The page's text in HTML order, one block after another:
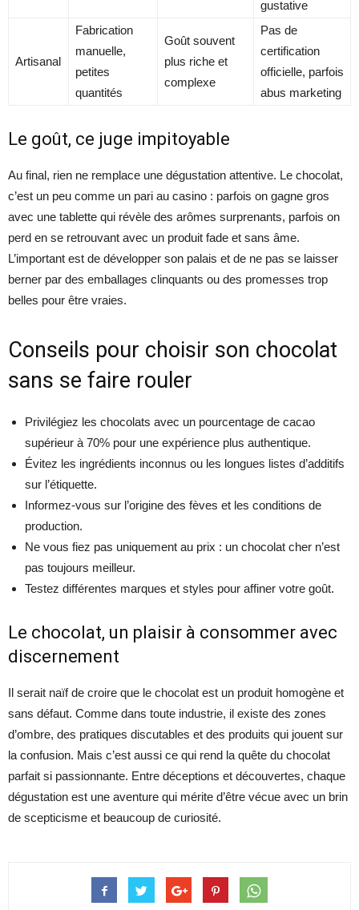
gustative
Artisanal
Fabrication
manuelle,
petites
quantités
Goût souvent
plus riche et
complexe
Pas de
certification
officielle, parfois
abus marketing
Le goût, ce juge impitoyable
Au final, rien ne remplace une dégustation attentive. Le chocolat,
c’est un peu comme un pari au casino : parfois on gagne gros
avec une tablette qui révèle des arômes surprenants, parfois on
perd en se retrouvant avec un produit fade et sans âme.
L’important est de développer son palais et de ne pas se laisser
berner par des emballages clinquants ou des promesses trop
belles pour être vraies.
Conseils pour choisir son chocolat
sans se faire rouler
Privilégiez les chocolats avec un pourcentage de cacao
supérieur à 70% pour une expérience plus authentique.
Évitez les ingrédients inconnus ou les longues listes d’additifs
sur l’étiquette.
Informez-vous sur l’origine des fèves et les conditions de
production.
Ne vous fiez pas uniquement au prix : un chocolat cher n’est
pas toujours meilleur.
Testez différentes marques et styles pour affiner votre goût.
Le chocolat, un plaisir à consommer avec
discernement
Il serait naïf de croire que le chocolat est un produit homogène et
sans défaut. Comme dans toute industrie, il existe des zones
d’ombre, des pratiques discutables et des produits qui jouent sur
la confusion. Mais c’est aussi ce qui rend la quête du chocolat
parfait si passionnante. Entre déceptions et découvertes, chaque
dégustation est une aventure qui mérite d’être vécue avec un brin
de scepticisme et beaucoup de curiosité.